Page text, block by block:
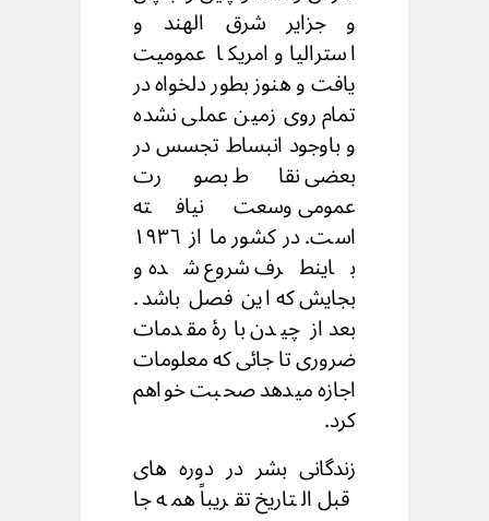
و جزایر شرق الهند و
استرالیا و امریکا عمومیت
یافت و هنوز بطور دلخواه در
تمام روی زمین عملی نشده
و باوجود انبساط تجسس در
بعضی نقاط بصورت
عمومی وسعت نیافته
است. در کشور ما از ١٩٣٦
باینطرف شروع شده و
بجایش که این فصل باشد.
بعد از چیدن بارۀ مقدمات
ضروری تا جائی که معلومات
اجازه میدهد صحبت خواهم
کرد.
زندگانی بشر در دوره های
قبل التاریخ تقریباً همه جا